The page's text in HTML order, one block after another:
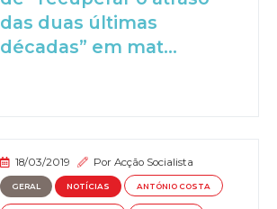
das duas últimas
décadas” em mat...
18/03/2019 PorAcção Socialista
GERAL NOTÍCIAS ANTÓNIO COSTA